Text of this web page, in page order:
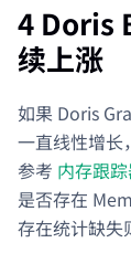
4 Doris
续上涨
如果 Doris
一直线性增长
参考 内存跟
是否存在
存在统计缺失